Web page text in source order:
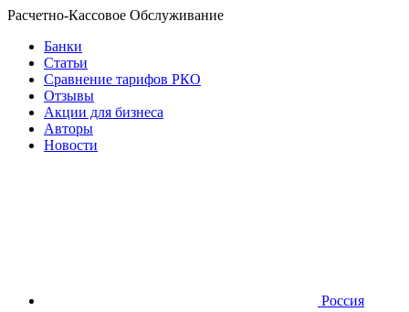
Расчетно-Кассовое Обслуживание
Банки
Статьи
Сравнение тарифов РКО
Отзывы
Акции для бизнеса
Авторы
Новости
Россия